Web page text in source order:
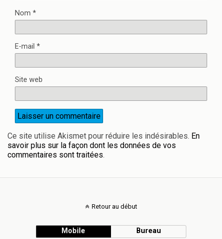
Nom *
E-mail *
Site web
Ce site utilise Akismet pour réduire les indésirables. En
savoir plus sur la façon dont les données de vos
commentaires sont traitées.
Retour au début
Mobile Bureau